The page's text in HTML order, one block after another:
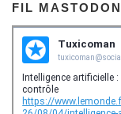
FIL MASTODON